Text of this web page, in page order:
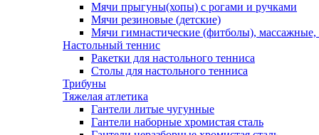
Мячи прыгуны(хопы) с рогами и ручками
Мячи резиновые (детские)
Мячи гимнастические (фитболы),
Настольный теннис
Ракетки для настольного тенниса
Столы для настольного тенниса
Трибуны
Тяжелая атлетика
Гантели литые чугунные
Гантели наборные хромистая сталь